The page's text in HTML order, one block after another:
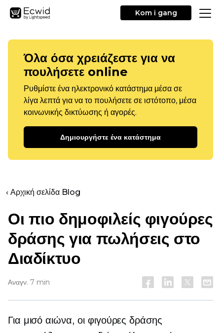
Kom i gang
Όλα όσα χρειάζεστε για να
πουλήσετε online
Ρυθμίστε ένα ηλεκτρονικό κατάστημα μέσα σε
λίγα λεπτά για να το πουλήσετε σε ιστότοπο, μέσα
κοινωνικής δικτύωσης ή αγορές.
Δημιουργήστε ένα κατάστημα
‹ Αρχική σελίδα Blog
Οι πιο δημοφιλείς φιγούρες
δράσης για πωλήσεις στο
Διαδίκτυο
Αναγν. 7 min
Για μισό αιώνα, οι φιγούρες δράσης